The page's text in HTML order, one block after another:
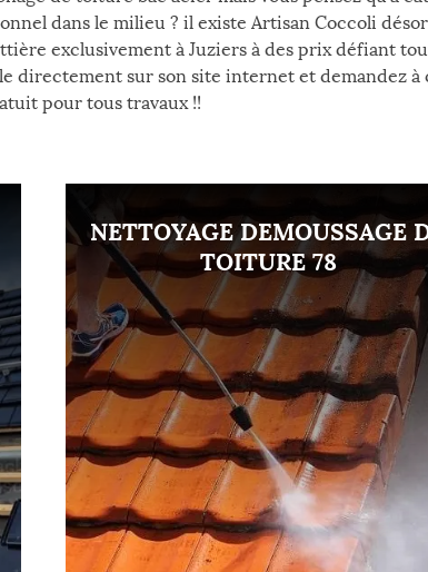
dans le milieu ? il existe Artisan Coccoli
exclusivement à Juziers à des prix défiant
sur son site internet et demandez à
pour tous travaux !!
NETTOYAGE DEMOUSSAGE
TOITURE 78